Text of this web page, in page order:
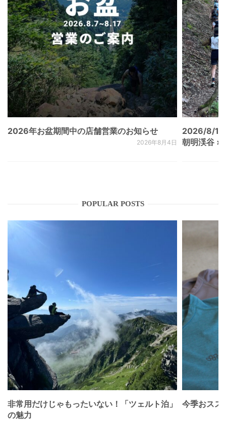
2026年お盆期間中の店舗営業のお知らせ
2026年8月4日
2026/8/
朝明渓谷 ×
POPULAR POSTS
非常用だけじゃもったいない！「ツェルト泊」
の魅力
今季おスス